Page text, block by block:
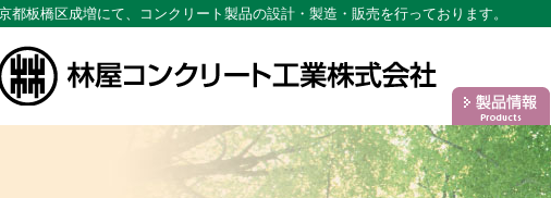
都板橋区成増にて、コンクリート製品の設計・製造・販売を行っております。